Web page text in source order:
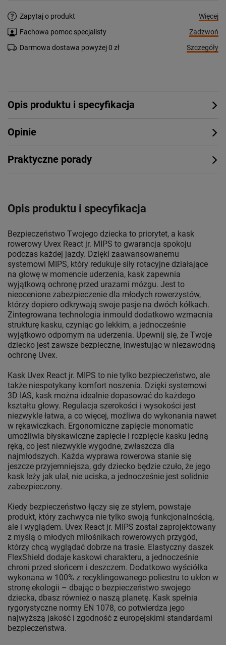
Zapytaj o produkt
Więcej
Fachowa pomoc specjalisty
Zadzwoń
Darmowa dostawa powyżej 0 zł
Szczegóły
Opis produktu i specyfikacja
Opinie
Praktyczne porady
Opis produktu i specyfikacja
Bezpieczeństwo Twojego dziecka to priorytet, a kask
rowerowy Uvex React jr. MIPS to gwarancja spokoju
podczas każdej jazdy. Dzięki zaawansowanemu
systemowi MIPS, który redukuje siły rotacyjne działające
na głowę w momencie uderzenia, kask zapewnia
wyjątkową ochronę przed urazami mózgu. Jest to
nieocenione zabezpieczenie dla młodych rowerzystów,
którzy dopiero odkrywają swoje pasje na dwóch kółkach.
Zintegrowana technologia inmould dodatkowo wzmacnia
strukturę kasku, czyniąc go lekkim, a jednocześnie
wyjątkowo odpornym na uderzenia. Upewnij się, że Twoje
dziecko jest zawsze bezpieczne, inwestując w niezawodną
ochronę Uvex.
Kask Uvex React jr. MIPS to nie tylko bezpieczeństwo, ale
także niespotykany komfort noszenia. Dzięki systemowi
3D IAS, kask można idealnie dopasować do każdego
kształtu głowy. Regulacja szerokości i wysokości jest
niezwykle łatwa, a co więcej, możliwa do wykonania nawet
w rękawiczkach. Ergonomiczne zapięcie monomatic
umożliwia błyskawiczne zapięcie i rozpięcie kasku jedną
ręką, co jest niezwykle wygodne, zwłaszcza dla
najmłodszych. Każda wyprawa rowerowa stanie się
jeszcze przyjemniejsza, gdy dziecko będzie czuło, że jego
kask leży jak ulał, nie uciska, a jednocześnie jest solidnie
zabezpieczony.
Kiedy bezpieczeństwo łączy się ze stylem, powstaje
produkt, który zachwyca nie tylko swoją funkcjonalnością,
ale i wyglądem. Uvex React jr. MIPS został zaprojektowany
z myślą o młodych miłośnikach rowerowych przygód,
którzy chcą wyglądać dobrze na trasie. Elastyczny daszek
FlexShield dodaje kaskowi charakteru, a jednocześnie
chroni przed słońcem i deszczem. Dodatkowo wyściółka
wykonana w 100% z recyklingowanego poliestru to ukłon w
stronę ekologii – dbając o bezpieczeństwo swojego
dziecka, dbasz również o naszą planetę. Kask spełnia
rygorystyczne normy EN 1078, co potwierdza jego
najwyższą jakość i zgodność z europejskimi standardami
bezpieczeństwa.